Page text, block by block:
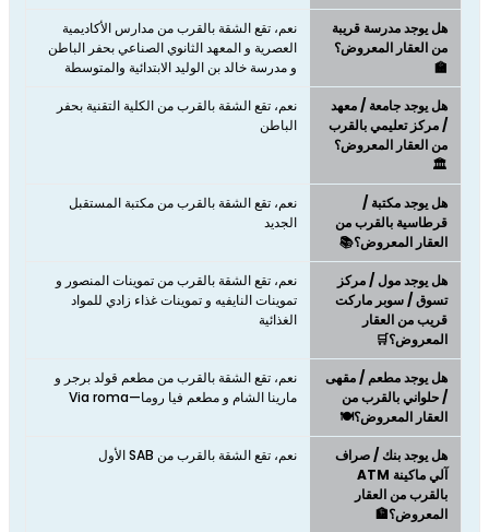
هل يوجد مدرسة قريبة
من العقار المعروض؟
🏫
نعم، تقع الشقة بالقرب من مدارس الأكاديمية
العصرية و المعهد الثانوي الصناعي بحفر الباطن
و مدرسة خالد بن الوليد الابتدائية والمتوسطة
هل يوجد جامعة / معهد
/ مركز تعليمي بالقرب
من العقار المعروض؟
🏛️
نعم، تقع الشقة بالقرب من الكلية التقنية بحفر
الباطن
هل يوجد مكتبة /
قرطاسية بالقرب من
العقار المعروض؟📚
نعم، تقع الشقة بالقرب من مكتبة المستقبل
الجديد
هل يوجد مول / مركز
تسوق / سوبر ماركت
قريب من العقار
المعروض؟🛒
نعم، تقع الشقة بالقرب من تموينات المنصور و
تموينات النايفيه و تموينات غذاء زادي للمواد
الغذائية
هل يوجد مطعم / مقهى
/ حلواني بالقرب من
العقار المعروض؟🍽️
نعم، تقع الشقة بالقرب من مطعم قولد برجر و
مارينا الشام و مطعم فيا روما—Via roma
هل يوجد بنك / صراف
آلي ماكينة ATM
بالقرب من العقار
المعروض؟🏦
نعم، تقع الشقة بالقرب من SAB الأول